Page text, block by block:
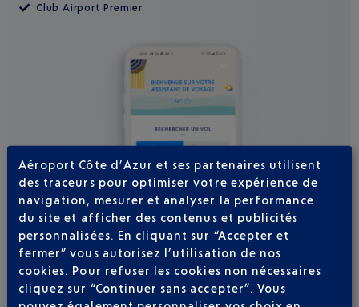
Club Airport Premier
APPLICATION AÉROPORT NICE
Aéroport Côte d’Azur et ses partenaires utilisent
des traceurs pour optimiser votre expérience de
navigation, mesurer et analyser la performance
du site et afficher des contenus et publicités
personnalisées. En cliquant sur “Accepter et
fermer” vous autorisez l’utilisation de nos
cookies. Pour refuser les cookies non nécessaires
cliquez sur “Continuer sans accepter”. Vous